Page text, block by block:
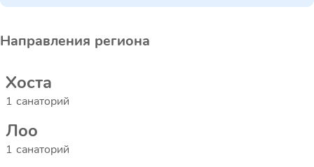
Направления региона
Хоста
1 санаторий
Лоо
1 санаторий